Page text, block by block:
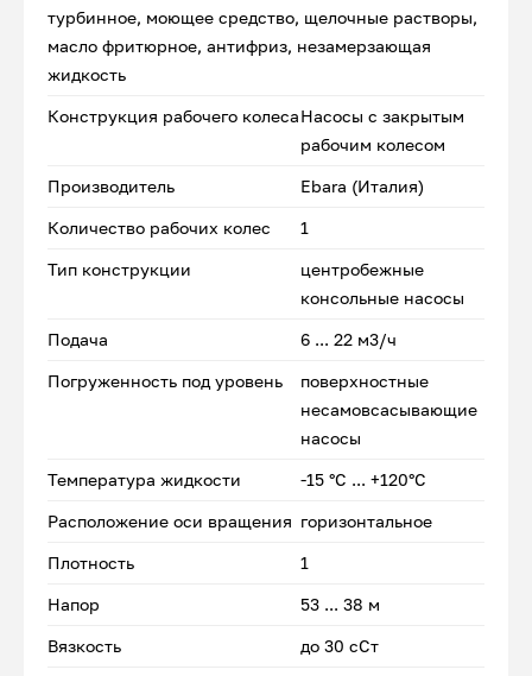
турбинное, моющее средство, щелочные растворы,
масло фритюрное, антифриз, незамерзающая
жидкость
Конструкция рабочего колесаНасосы с закрытым
рабочим колесом
Производитель Ebara (Италия)
Количество рабочих колес 1
Тип конструкции
центробежные
консольные насосы
Подача 6 ... 22 м3/ч
Погруженность под уровень
поверхностные
несамовсасывающие
насосы
Температура жидкости -15 °С ... +120°С
Расположение оси вращения горизонтальное
Плотность 1
Напор 53 ... 38 м
Вязкость до 30 сСт